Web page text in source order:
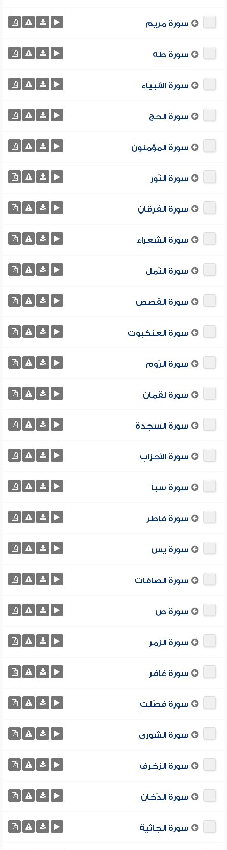
سورة مريم
سورة طه
سورة الأنبياء
سورة الحج
سورة المؤمنون
سورة النّور
سورة الفرقان
سورة الشعراء
سورة النّمل
سورة القصص
سورة العنكبوت
سورة الرّوم
سورة لقمان
سورة السجدة
سورة الأحزاب
سورة سبأ
سورة فاطر
سورة يس
سورة الصافات
سورة ص
سورة الزمر
سورة غافر
سورة فصّلت
سورة الشورى
سورة الزخرف
سورة الدّخان
سورة الجاثية